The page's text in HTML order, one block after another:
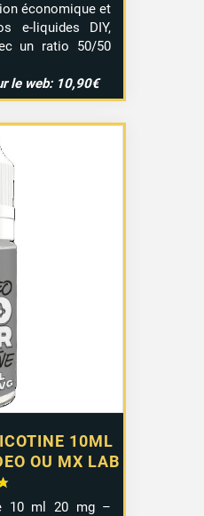
économique et
e-liquides DIY,
un ratio 50/50
le web: 10,90€
10ML
OU MX LAB
:
€
€
10 ml 20 mg –